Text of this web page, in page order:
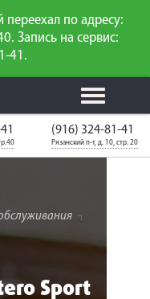
переехал по адресу:
Запись на сервис:
41.
Калькулятор
слесарного
ремонта
(916) 324-81-41
Рязанский п-т, д. 10, стр. 20
Sport